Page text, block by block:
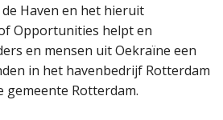
Haven en het hieruit
Opportunities helpt en
en mensen uit Oekraïne een
in het havenbedrijf Rotterdam
gemeente Rotterdam.